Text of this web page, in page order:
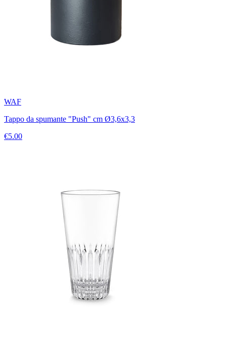
WAF
Tappo da spumante "Push" cm Ø3,6x3,3
€5.00